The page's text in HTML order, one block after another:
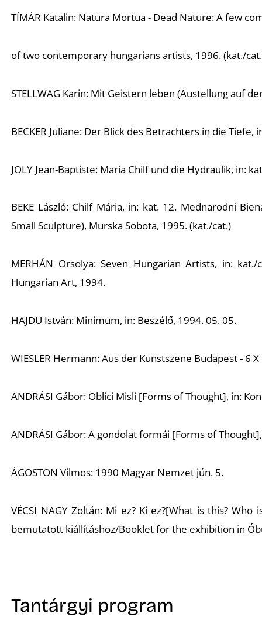
TÍMÁR Katalin: Natura Mortua - Dead Nature: A few
of two contemporary hungarians artists, 1996. (kat./
STELLWAG Karin: Mit Geistern leben (Austellung auf
BECKER Juliane: Der Blick des Betrachters in die Tiefe,
JOLY Jean-Baptiste: Maria Chilf und die Hydraulik, in:
BEKE László: Chilf Mária, in: kat. 12. Mednarodni
Small Sculpture), Murska Sobota, 1995. (kat./cat.)
MERHÁN Orsolya: Seven Hungarian Artists, in:
Hungarian Art, 1994.
HAJDU István: Minimum, in: Beszélő, 1994. 05. 05.
WIESLER Hermann: Aus der Kunstszene Budapest - 6
ANDRÁSI Gábor: Oblici Misli [Forms of Thought], in:
ANDRÁSI Gábor: A gondolat formái [Forms of
ÁGOSTON Vilmos: 1990 Magyar Nemzet jún. 5.
VÉCSI NAGY Zoltán: Mi ez? Ki ez?[What is this?
bemutatott kiállításhoz/Booklet for the exhibition in
Tantárgyi program